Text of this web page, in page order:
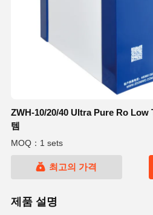
ZWH-10/20/40 Ultra Pure Ro Low
템
MOQ：1 sets
최고의 가격
제품 설명